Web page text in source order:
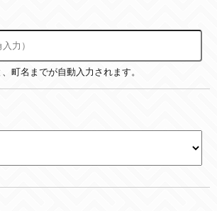
町名までが自動入力されます。